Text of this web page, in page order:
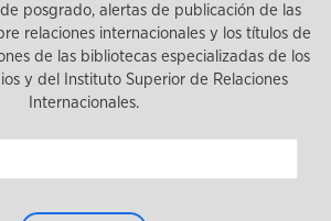
posgrado, alertas de publicación de las
relaciones internacionales y los títulos de
de las bibliotecas especializadas de los
y del Instituto Superior de Relaciones
Internacionales.